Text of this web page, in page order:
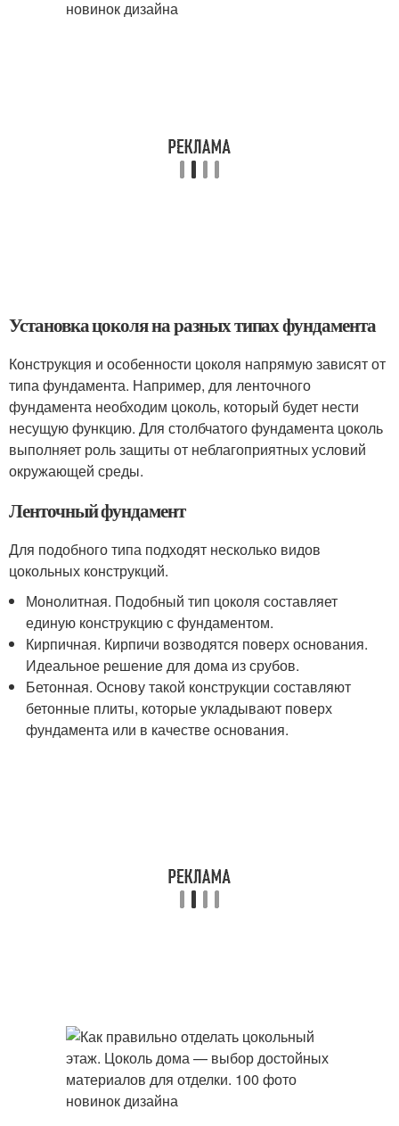
Установка цоколя на разных типах фундамента
Конструкция и особенности цоколя напрямую зависят от
типа фундамента. Например, для ленточного
фундамента необходим цоколь, который будет нести
несущую функцию. Для столбчатого фундамента цоколь
выполняет роль защиты от неблагоприятных условий
окружающей среды.
Ленточный фундамент
Для подобного типа подходят несколько видов
цокольных конструкций.
Монолитная. Подобный тип цоколя составляет
единую конструкцию с фундаментом.
Кирпичная. Кирпичи возводятся поверх основания.
Идеальное решение для дома из срубов.
Бетонная. Основу такой конструкции составляют
бетонные плиты, которые укладывают поверх
фундамента или в качестве основания.